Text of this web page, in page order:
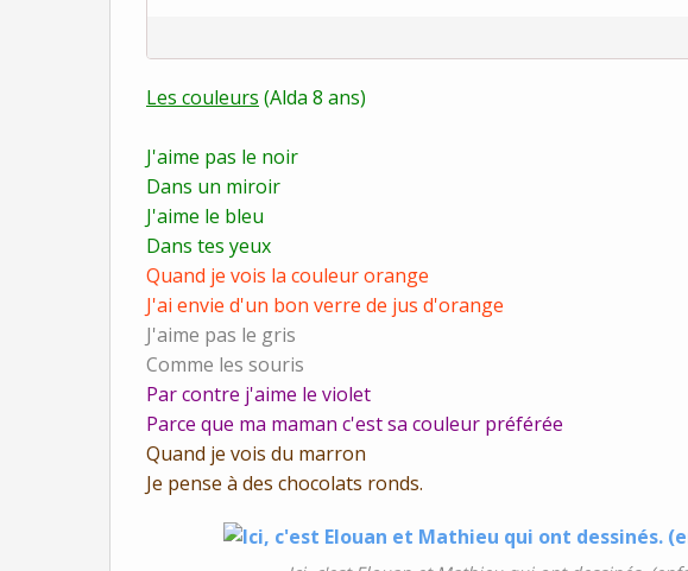
Les couleurs (Alda 8 ans)
J'aime pas le noir
Dans un miroir
J'aime le bleu
Dans tes yeux
Quand je vois la couleur orange
J'ai envie d'un bon verre de jus d'orange
J'aime pas le gris
Comme les souris
Par contre j'aime le violet
Parce que ma maman c'est sa couleur préférée
Quand je vois du marron
Je pense à des chocolats ronds.